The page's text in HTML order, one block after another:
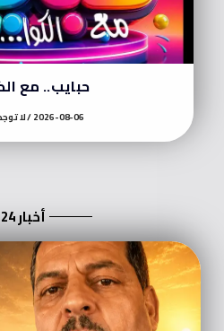
حبايب.. مع
2026-08-06 لا توجد
أخبار 24